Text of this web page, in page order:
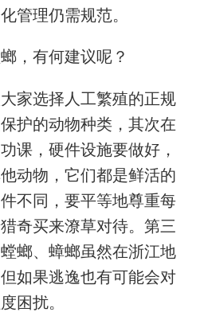
管理仍需规范。
，有何建议呢？
家选择人工繁殖的正规
护的动物种类，其次在
课，硬件设施要做好，
动物，它们都是鲜活的
不同，要平等地尊重每
奇买来潦草对待。第三
螂、蟑螂虽然在浙江地
如果逃逸也有可能会对
困扰。